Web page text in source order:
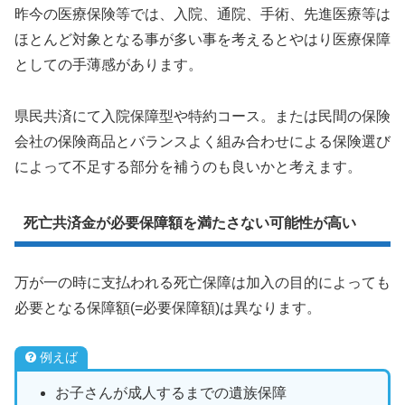
昨今の医療保険等では、入院、通院、手術、先進医療等は
ほとんど対象となる事が多い事を考えるとやはり医療保障
としての手薄感があります。
県民共済にて入院保障型や特約コース。または民間の保険
会社の保険商品とバランスよく組み合わせによる保険選び
によって不足する部分を補うのも良いかと考えます。
死亡共済金が必要保障額を満たさない可能性が高い
万が一の時に支払われる死亡保障は加入の目的によっても
必要となる保障額(=必要保障額)は異なります。
例えば
お子さんが成人するまでの遺族保障